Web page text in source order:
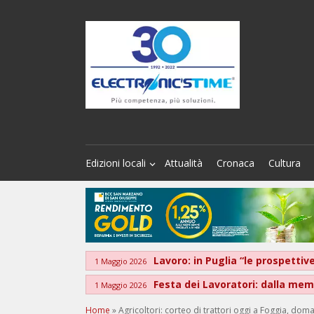
Edizioni locali Attualità Cronaca Cultura
1 Maggio 2026 Lavoro: in Puglia “le
1 Maggio 2026 Festa dei Lavoratori: dalla
Home »Agricoltori: corteo di trattori oggi a Foggia,